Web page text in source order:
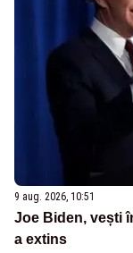
9 aug. 2026, 10:51
Joe Biden, vești
a extins